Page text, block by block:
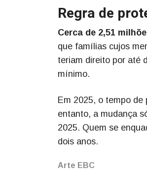
Regra de
Cerca de 2,51
que famílias cujos
teriam direito por até
mínimo.
Em 2025, o tempo de
entanto, a mudança
2025. Quem se
dois anos.
Arte EBC